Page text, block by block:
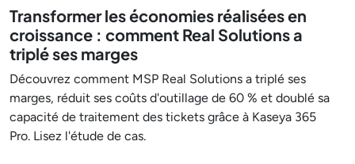
Transformer les économies réalisées en
croissance : comment Real Solutions a
triplé ses marges
Découvrez comment MSP Real Solutions a triplé ses
marges, réduit ses coûts d'outillage de 60 % et doublé sa
capacité de traitement des tickets grâce à Kaseya 365
Pro. Lisez l'étude de cas.